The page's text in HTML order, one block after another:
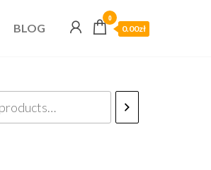
BLOG
0
0.00zł